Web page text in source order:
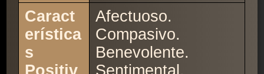
Caract
erística
s
Afectuoso.
Compasivo.
Benevolente.